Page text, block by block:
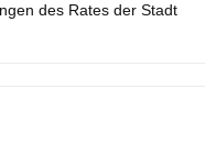
des Rates der Stadt